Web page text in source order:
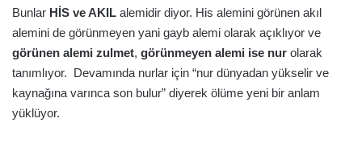
Bunlar HİS ve AKIL alemidir diyor. His alemini görünen akıl
alemini de görünmeyen yani gayb alemi olarak açıklıyor ve
görünen alemi zulmet, görünmeyen alemi ise nur olarak
tanımlıyor. Devamında nurlar için “nur dünyadan yükselir ve
kaynağına varınca son bulur” diyerek ölüme yeni bir anlam
yüklüyor.